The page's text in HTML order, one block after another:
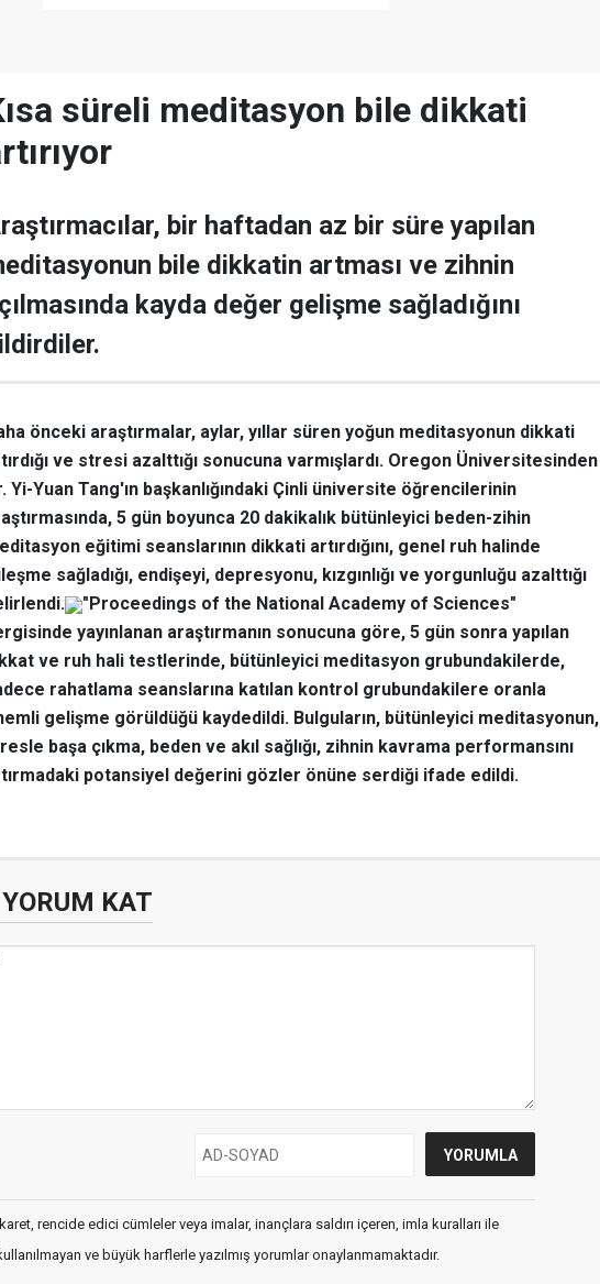
süreli meditasyon bile dikkati
bir haftadan az bir süre yapılan
bile dikkatin artması ve zihnin
kayda değer gelişme sağladığını
önceki araştırmalar, aylar, yıllar süren yoğun meditasyonun dikkati
ve stresi azalttığı sonucuna varmışlardı. Oregon Üniversitesinden
Yi-Yuan Tang'ın başkanlığındaki Çinli üniversite öğrencilerinin
5 gün boyunca 20 dakikalık bütünleyici beden-zihin
eğitimi seanslarının dikkati artırdığını, genel ruh halinde
sağladığı, endişeyi, depresyonu, kızgınlığı ve yorgunluğu azalttığı
"Proceedings of the National Academy of Sciences"
yayınlanan araştırmanın sonucuna göre, 5 gün sonra yapılan
ve ruh hali testlerinde, bütünleyici meditasyon grubundakilerde,
rahatlama seanslarına katılan kontrol grubundakilere oranla
gelişme görüldüğü kaydedildi. Bulguların, bütünleyici meditasyonun,
başa çıkma, beden ve akıl sağlığı, zihnin kavrama performansını
potansiyel değerini gözler önüne serdiği ifade edildi.
YORUM KAT
rencide edici cümleler veya imalar, inançlara saldırı içeren, imla kuralları ile
ve büyük harflerle yazılmış yorumlar onaylanmamaktadır.